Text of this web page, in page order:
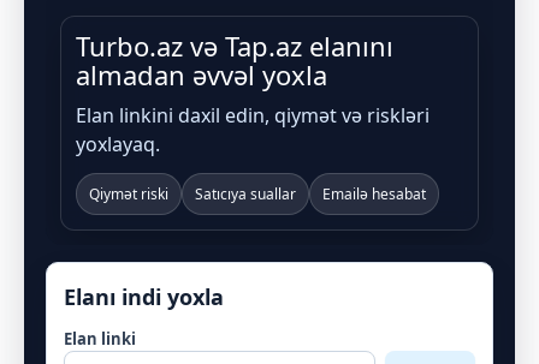
Turbo.az və Tap.az elanını
almadan əvvəl yoxla
Elan linkini daxil edin, qiymət və riskləri
yoxlayaq.
Qiymət riski Satıcıya suallar Emailə hesabat
Elanı indi yoxla
Elan linki